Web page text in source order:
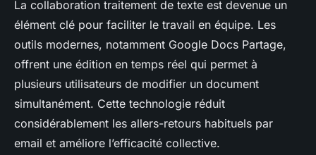
La collaboration traitement de texte est devenue un
élément clé pour faciliter le travail en équipe. Les
outils modernes, notamment Google Docs Partage,
offrent une édition en temps réel qui permet à
plusieurs utilisateurs de modifier un document
simultanément. Cette technologie réduit
considérablement les allers-retours habituels par
email et améliore l’efficacité collective.